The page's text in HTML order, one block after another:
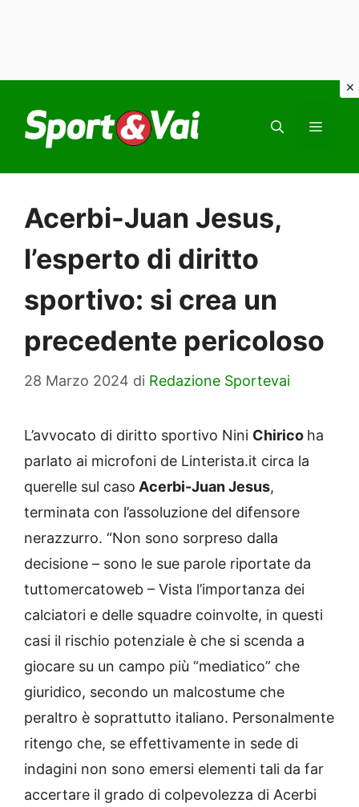
contenuto
Acerbi-Juan Jesus,
l’esperto di diritto
sportivo: si crea un
precedente pericoloso
28 Marzo 2024 di Redazione Sportevai
L’avvocato di diritto sportivo Nini Chirico ha
parlato ai microfoni de Linterista.it circa la
querelle sul caso Acerbi-Juan Jesus,
terminata con l’assoluzione del difensore
nerazzurro. “Non sono sorpreso dalla
decisione – sono le sue parole riportate da
tuttomercatoweb – Vista l’importanza dei
calciatori e delle squadre coinvolte, in questi
casi il rischio potenziale è che si scenda a
giocare su un campo più “mediatico” che
giuridico, secondo un malcostume che
peraltro è soprattutto italiano. Personalmente
ritengo che, se effettivamente in sede di
indagini non sono emersi elementi tali da far
accertare il grado di colpevolezza di Acerbi